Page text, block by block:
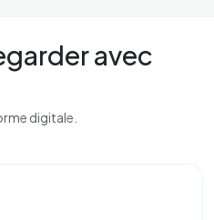
avec
digitale.